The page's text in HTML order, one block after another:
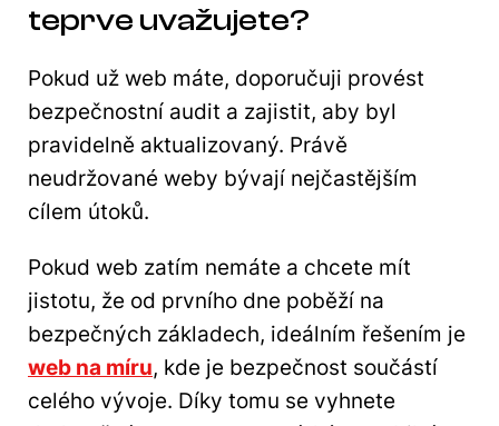
teprve uvažujete?
Pokud už web máte, doporučuji provést
bezpečnostní audit a zajistit, aby byl
pravidelně aktualizovaný. Právě
neudržované weby bývají nejčastějším
cílem útoků.
Pokud web zatím nemáte a chcete mít
jistotu, že od prvního dne poběží na
bezpečných základech, ideálním řešením je
web na míru, kde je bezpečnost součástí
celého vývoje. Díky tomu se vyhnete